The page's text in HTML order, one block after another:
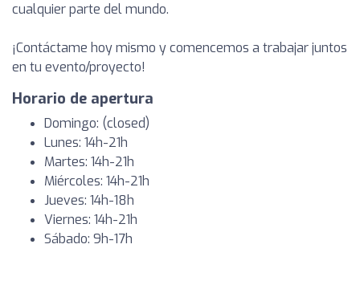
cualquier parte del mundo.
¡Contáctame hoy mismo y comencemos a trabajar juntos
en tu evento/proyecto!
Horario de apertura
Domingo: (closed)
Lunes: 14h-21h
Martes: 14h-21h
Miércoles: 14h-21h
Jueves: 14h-18h
Viernes: 14h-21h
Sábado: 9h-17h